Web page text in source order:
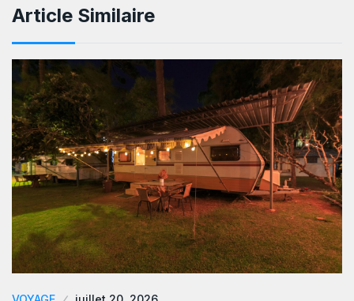
Article Similaire